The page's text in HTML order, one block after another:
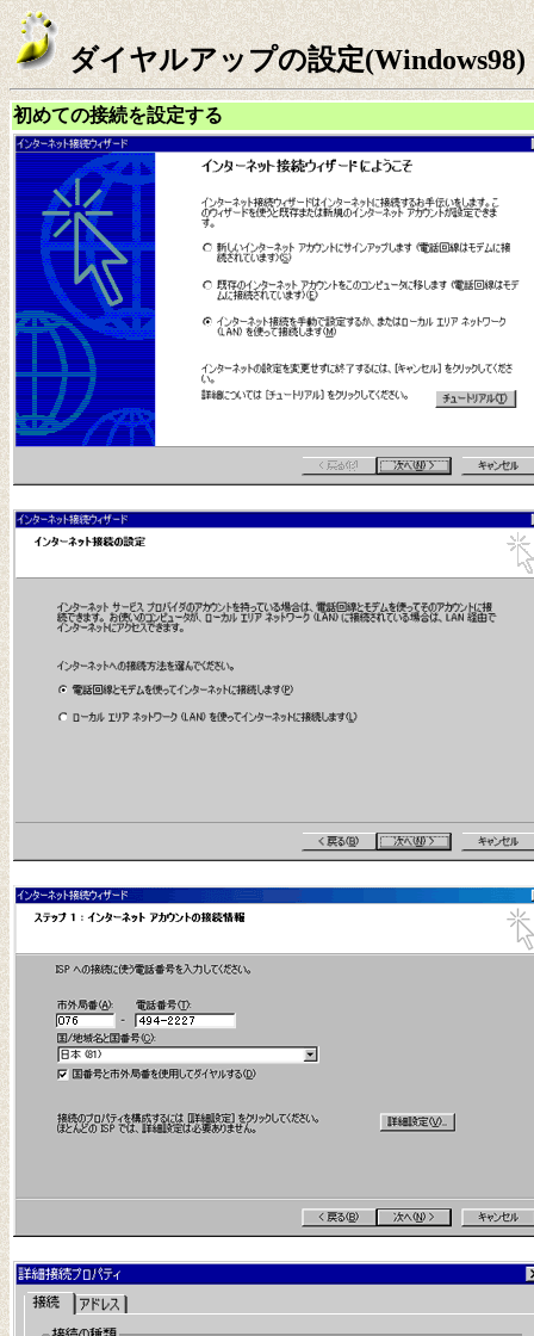
ダイヤルアップの設定(Windows98)
初めての接続を設定する